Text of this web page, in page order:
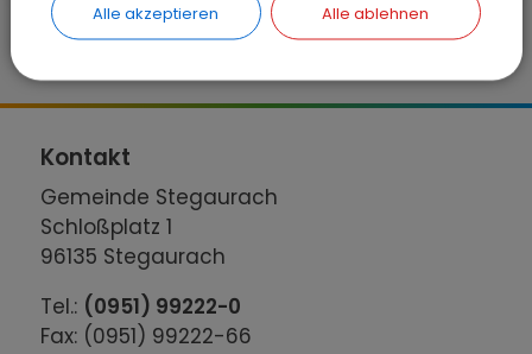
Kontakt
Gemeinde Stegaurach
Schloßplatz 1
96135 Stegaurach
Tel.: (0951) 99222-0
Fax: (0951) 99222-66
Alle akzeptieren Alle ablehnen